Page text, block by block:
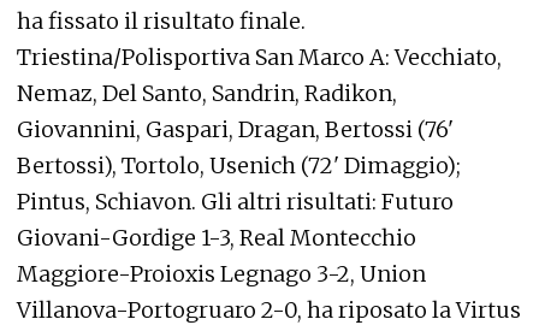
ha fissato il risultato finale.
Triestina/Polisportiva San Marco A: Vecchiato,
Nemaz, Del Santo, Sandrin, Radikon,
Giovannini, Gaspari, Dragan, Bertossi (76'
Bertossi), Tortolo, Usenich (72' Dimaggio);
Pintus, Schiavon. Gli altri risultati: Futuro
Giovani-Gordige 1-3, Real Montecchio
Maggiore-Proioxis Legnago 3-2, Union
Villanova-Portogruaro 2-0, ha riposato la Virtus